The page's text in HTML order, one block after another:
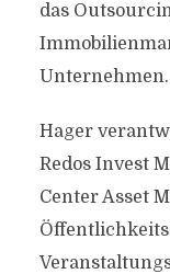
das
Unternehmen.
Hager
Redos Invest
Center Asset